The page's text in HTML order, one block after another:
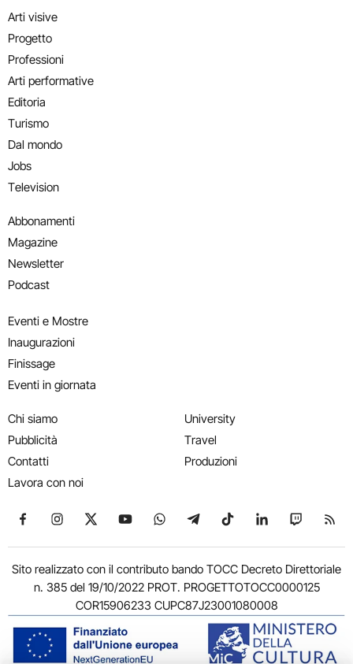
Arti visive
Progetto
Professioni
Arti performative
Editoria
Turismo
Dal mondo
Jobs
Television
Abbonamenti
Magazine
Newsletter
Podcast
Eventi e Mostre
Inaugurazioni
Finissage
Eventi in giornata
Chi siamo
Pubblicità
Contatti
Lavora con noi
University
Travel
Produzioni
Seguici su Facebook
Seguici su Instagram
Seguici su X
Seguici su YouTube
Seguici su WhatsApp
Seguici su Telegram
Seguici su TikTok
Seguici su
Seguici
Sito realizzato con il contributo bando TOCC Decreto Direttoriale
n. 385 del 19/10/2022 PROT. PROGETTOTOCC0000125
COR15906233 CUPC87J23001080008